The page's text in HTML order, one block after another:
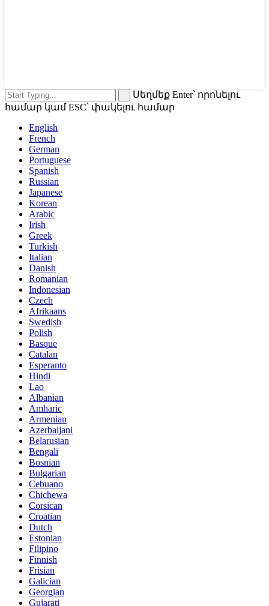
Սեղմեք Enter՝ որոնելու
համար կամ ESC՝ փակելու համար
English
French
German
Portuguese
Spanish
Russian
Japanese
Korean
Arabic
Irish
Greek
Turkish
Italian
Danish
Romanian
Indonesian
Czech
Afrikaans
Swedish
Polish
Basque
Catalan
Esperanto
Hindi
Lao
Albanian
Amharic
Armenian
Azerbaijani
Belarusian
Bengali
Bosnian
Bulgarian
Cebuano
Chichewa
Corsican
Croatian
Dutch
Estonian
Filipino
Finnish
Frisian
Galician
Georgian
Gujarati